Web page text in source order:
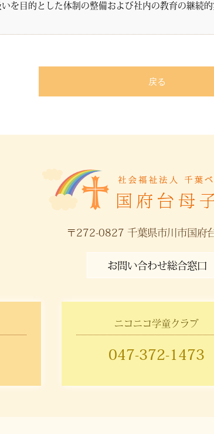
を目的とした体制の整備および社内の教育の継続的
戻る
〒272-0827 千葉県市川市国府
お問い合わせ総合窓口
ニコニコ学童クラブ
047-372-1473